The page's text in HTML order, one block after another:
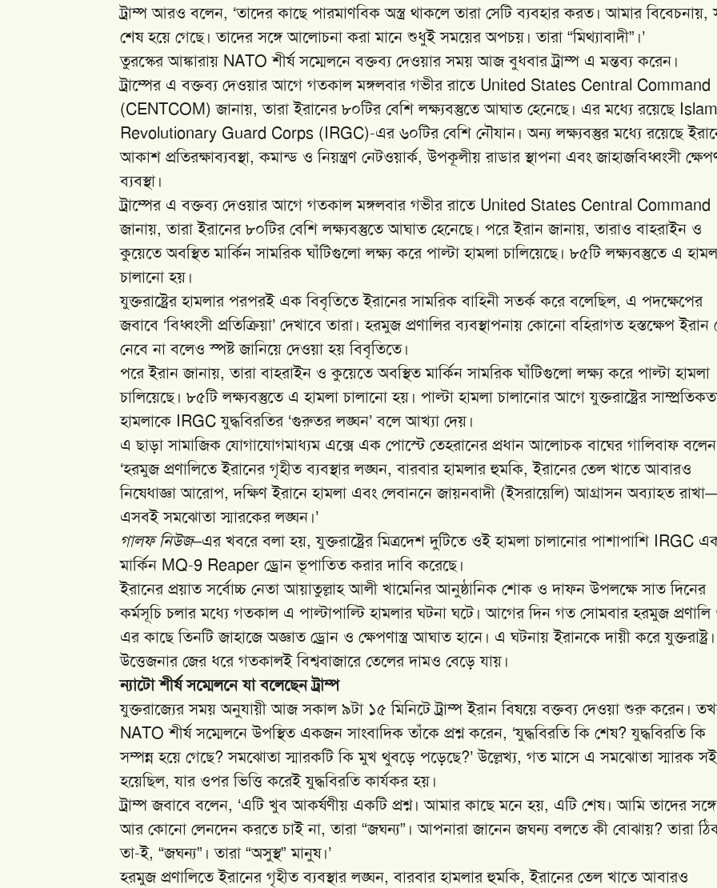
ট্রাম্প আরও বলেন, ‘তাদের কাছে পারমাণবিক অস্ত্র থাকলে তারা সেটি ব্যবহার করত। আমার বিবেচনায়,
শেষ হয়ে গেছে। তাদের সঙ্গে আলোচনা করা মানে শুধুই সময়ের অপচয়। তারা “মিথ্যাবাদী”।’
তুরস্কের আঙ্কারায় NATO শীর্ষ সম্মেলনে বক্তব্য দেওয়ার সময় আজ বুধবার ট্রাম্প এ মন্তব্য করেন।
ট্রাম্পের এ বক্তব্য দেওয়ার আগে গতকাল মঙ্গলবার গভীর রাতে United States Central Command
(CENTCOM) জানায়, তারা ইরানের ৮০টির বেশি লক্ষ্যবস্তুতে আঘাত হেনেছে। এর মধ্যে রয়েছে
Revolutionary Guard Corps (IRGC)-এর ৬০টির বেশি নৌযান। অন্য লক্ষ্যবস্তুর মধ্যে রয়েছে
আকাশ প্রতিরক্ষাব্যবস্থা, কমান্ড ও নিয়ন্ত্রণ নেটওয়ার্ক, উপকূলীয় রাডার স্থাপনা এবং জাহাজবিধ্বংসী
ব্যবস্থা।
ট্রাম্পের এ বক্তব্য দেওয়ার আগে গতকাল মঙ্গলবার গভীর রাতে United States Central Command
জানায়, তারা ইরানের ৮০টির বেশি লক্ষ্যবস্তুতে আঘাত হেনেছে। পরে ইরান জানায়, তারাও বাহরাইন ও
কুয়েতে অবস্থিত মার্কিন সামরিক ঘাঁটিগুলো লক্ষ্য করে পাল্টা হামলা চালিয়েছে। ৮৫টি লক্ষ্যবস্তুতে এ
চালানো হয়।
যুক্তরাষ্ট্রের হামলার পরপরই এক বিবৃতিতে ইরানের সামরিক বাহিনী সতর্ক করে বলেছিল, এ পদক্ষেপের
জবাবে ‘বিধ্বংসী প্রতিক্রিয়া’ দেখাবে তারা। হরমুজ প্রণালির ব্যবস্থাপনায় কোনো বহিরাগত হস্তক্ষেপ ইরান
নেবে না বলেও স্পষ্ট জানিয়ে দেওয়া হয় বিবৃতিতে।
পরে ইরান জানায়, তারা বাহরাইন ও কুয়েতে অবস্থিত মার্কিন সামরিক ঘাঁটিগুলো লক্ষ্য করে পাল্টা হামলা
চালিয়েছে। ৮৫টি লক্ষ্যবস্তুতে এ হামলা চালানো হয়। পাল্টা হামলা চালানোর আগে যুক্তরাষ্ট্রের
হামলাকে IRGC যুদ্ধবিরতির ‘গুরুতর লঙ্ঘন’ বলে আখ্যা দেয়।
এ ছাড়া সামাজিক যোগাযোগমাধ্যম এক্সে এক পোস্টে তেহরানের প্রধান আলোচক বাঘের গালিবাফ
‘হরমুজ প্রণালিতে ইরানের গৃহীত ব্যবস্থার লঙ্ঘন, বারবার হামলার হুমকি, ইরানের তেল খাতে আবারও
নিষেধাজ্ঞা আরোপ, দক্ষিণ ইরানে হামলা এবং লেবাননে জায়নবাদী (ইসরায়েলি) আগ্রাসন অব্যাহত
এসবই সমঝোতা স্মারকের লঙ্ঘন।’
গালফ নিউজ–এর খবরে বলা হয়, যুক্তরাষ্ট্রের মিত্রদেশ দুটিতে ওই হামলা চালানোর পাশাপাশি IRGC
মার্কিন MQ-9 Reaper ড্রোন ভূপাতিত করার দাবি করেছে।
ইরানের প্রয়াত সর্বোচ্চ নেতা আয়াতুল্লাহ আলী খামেনির আনুষ্ঠানিক শোক ও দাফন উপলক্ষে সাত দিনের
কর্মসূচি চলার মধ্যে গতকাল এ পাল্টাপাল্টি হামলার ঘটনা ঘটে। আগের দিন গত সোমবার হরমুজ প্রণালি
এর কাছে তিনটি জাহাজে অজ্ঞাত ড্রোন ও ক্ষেপণাস্ত্র আঘাত হানে। এ ঘটনায় ইরানকে দায়ী করে যুক্তরাষ্ট্র।
উত্তেজনার জের ধরে গতকালই বিশ্ববাজারে তেলের দামও বেড়ে যায়।
ন্যাটো শীর্ষ সম্মেলনে যা বলেছেন ট্রাম্প
যুক্তরাজ্যের সময় অনুযায়ী আজ সকাল ৯টা ১৫ মিনিটে ট্রাম্প ইরান বিষয়ে বক্তব্য দেওয়া শুরু করেন।
NATO শীর্ষ সম্মেলনে উপস্থিত একজন সাংবাদিক তাঁকে প্রশ্ন করেন, ‘যুদ্ধবিরতি কি শেষ? যুদ্ধবিরতি কি
সম্পন্ন হয়ে গেছে? সমঝোতা স্মারকটি কি মুখ থুবড়ে পড়েছে?’ উল্লেখ্য, গত মাসে এ সমঝোতা স্মারক সই
হয়েছিল, যার ওপর ভিত্তি করেই যুদ্ধবিরতি কার্যকর হয়।
ট্রাম্প জবাবে বলেন, ‘এটি খুব আকর্ষণীয় একটি প্রশ্ন। আমার কাছে মনে হয়, এটি শেষ। আমি তাদের সঙ্গে
আর কোনো লেনদেন করতে চাই না, তারা “জঘন্য”। আপনারা জানেন জঘন্য বলতে কী বোঝায়? তারা
তা-ই, “জঘন্য”। তারা “অসুস্থ” মানুষ।’
হরমুজ প্রণালিতে ইরানের গৃহীত ব্যবস্থার লঙ্ঘন, বারবার হামলার হুমকি, ইরানের তেল খাতে আবারও